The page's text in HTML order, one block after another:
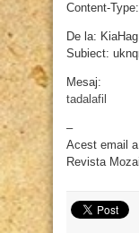
Content-
De la: KiaHag
Subiect:
Mesaj:
tadalafil
–
Acest email
Revista